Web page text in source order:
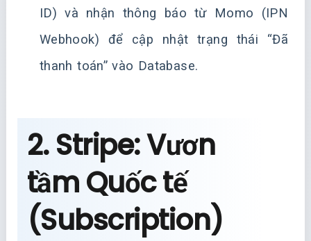
ID) và nhận thông báo từ Momo (IPN
Webhook) để cập nhật trạng thái “Đã
thanh toán” vào Database.
2. Stripe: Vươn
tầm Quốc tế
(Subscription)